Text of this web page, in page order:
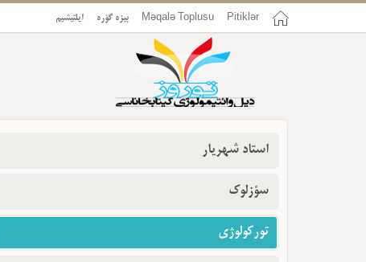
Pitiklər
Məqalə Toplusu بیزه گؤره ایلتیشیم
استاد شهریار
سؤزلوک
تورکولوژی